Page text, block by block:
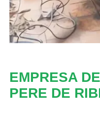
EMPRESA
PERE DE